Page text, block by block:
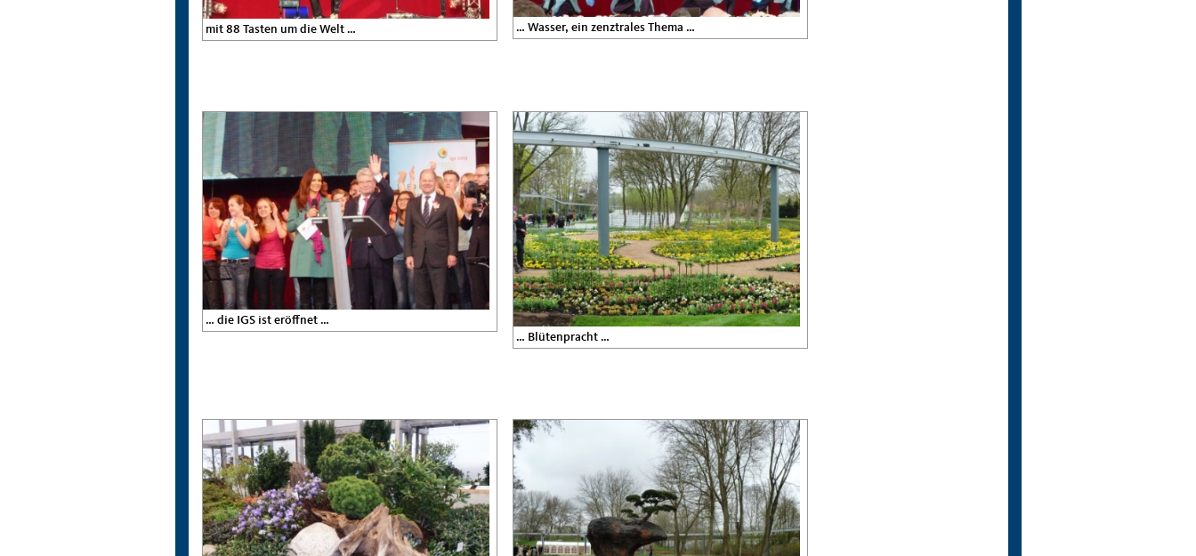
mit 88 Tasten um die Welt … … Wasser, ein zenztrales Thema …
… die IGS ist eröffnet …
… Blütenpracht …